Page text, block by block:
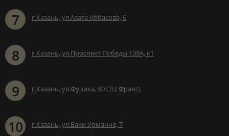
7 г.Казань, ул.Азата Аббасова, 6
8 г.Казань, ул.Проспект Победы 139А, к1
9 г.Казань, ул.Фучика, 90 (ТЦ Франт)
10 г.Казань, ул.Баки Урманче, 7